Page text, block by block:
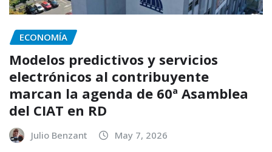
ECONOMÍA
Modelos predictivos y servicios
electrónicos al contribuyente
marcan la agenda de 60ª Asamblea
del CIAT en RD
Julio Benzant May 7, 2026